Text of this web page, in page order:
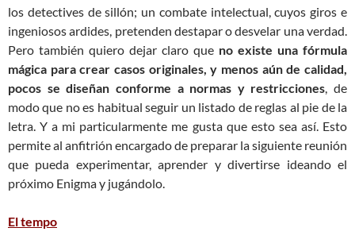
los detectives de sillón; un combate intelectual, cuyos giros e
ingeniosos ardides, pretenden destapar o desvelar una verdad.
Pero también quiero dejar claro que no existe una fórmula
mágica para crear casos originales, y menos aún de calidad,
pocos se diseñan conforme a normas y restricciones, de
modo que no es habitual seguir un listado de reglas al pie de la
letra. Y a mi particularmente me gusta que esto sea así. Esto
permite al anfitrión encargado de preparar la siguiente reunión
que pueda experimentar, aprender y divertirse ideando el
próximo Enigma y jugándolo.
El tempo